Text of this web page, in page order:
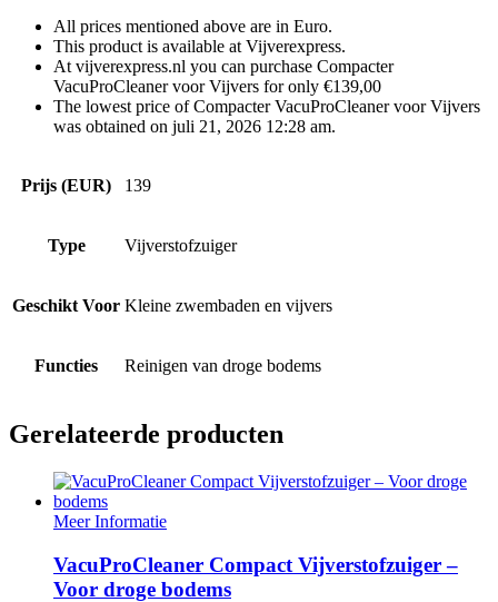
All prices mentioned above are in Euro.
This product is available at Vijverexpress.
At vijverexpress.nl you can purchase Compacter
VacuProCleaner voor Vijvers for only €139,00
The lowest price of Compacter VacuProCleaner voor Vijvers
was obtained on juli 21, 2026 12:28 am.
Prijs (EUR) 139
Type Vijverstofzuiger
Geschikt Voor Kleine zwembaden en vijvers
Functies Reinigen van droge bodems
Gerelateerde producten
Meer Informatie
VacuProCleaner Compact Vijverstofzuiger –
Voor droge bodems